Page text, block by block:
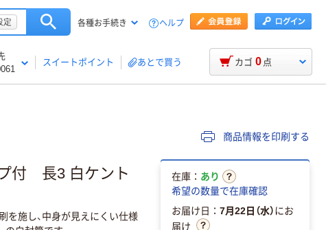
定 各種お手続き ヘルプ
スイートポイント あとで買う カゴ 0 点
商品情報を印刷する
付 長3 白ケント
を施し、中身が見えにくい仕様
在庫： あり
希望の数量で在庫確認
お届け日： 7月22日（水）にお
届け